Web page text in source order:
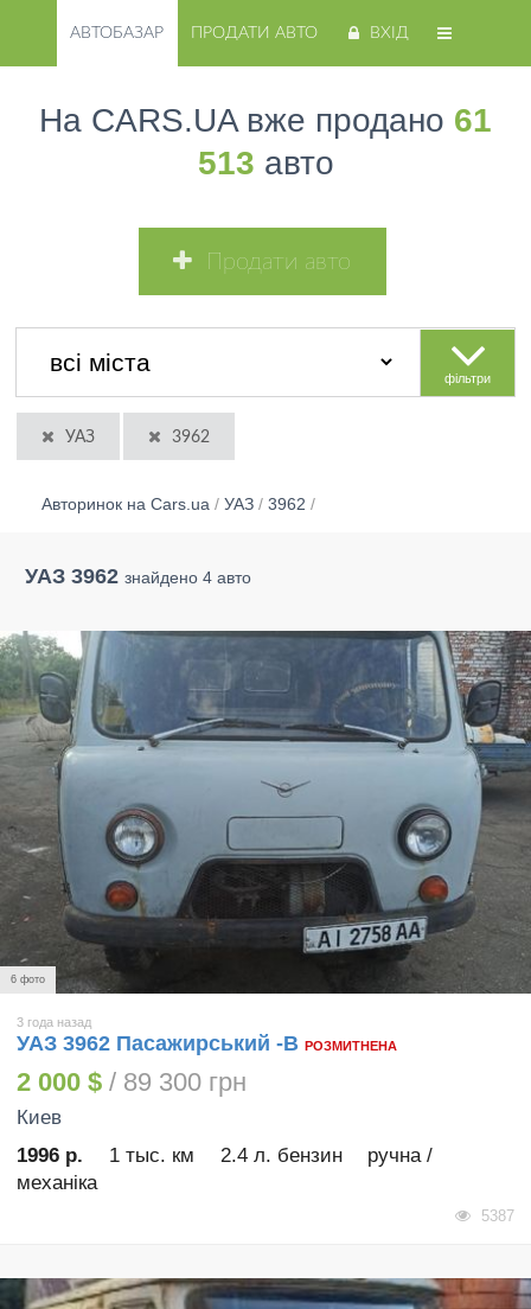
АВТОБАЗАР ПРОДАТИ АВТО ВХІД
На CARS.UA вже продано 61
513 авто
Продати авто
фільтри
УАЗ 3962
Авторинок на Cars.ua / УАЗ / 3962 /
УАЗ 3962 знайдено 4 авто
6 фото
3 года назад
УАЗ 3962 Пасажирський -В РОЗМИТНЕНА
2 000 $ / 89 300 грн
Киев
1996 р.
1 тыс. км 2.4 л. бензин
ручна /
механіка
5387